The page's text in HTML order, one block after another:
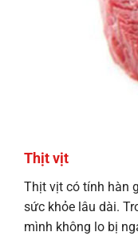
Thịt vịt
Thịt vịt có tính hàn
sức khỏe lâu dài.
mình không lo bị